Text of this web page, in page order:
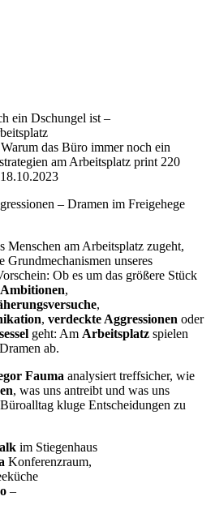
ein Dschungel ist –
Warum das Büro immer noch ein
am Arbeitsplatz print 220
– Dramen im Freigehege
Menschen am Arbeitsplatz zugeht,
Grundmechanismen unseres
Ob es um das größere Stück
,
,
, verdeckte Aggressionen oder
geht: Am Arbeitsplatz spielen
ab.
Fauma analysiert treffsicher, wie
, was uns antreibt und was uns
kluge Entscheidungen zu
im Stiegenhaus
Konferenzraum,
–